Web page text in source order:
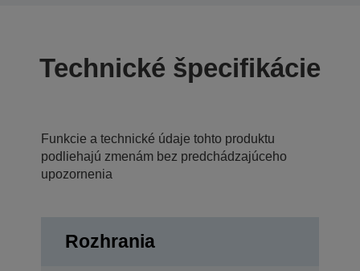
Technické špecifikácie
Funkcie a technické údaje tohto produktu
podliehajú zmenám bez predchádzajúceho
upozornenia
Rozhrania